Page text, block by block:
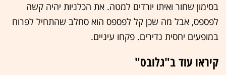
בסימון שחור ואיתו יורדים למטה. את הכלניות יהיה קשה
לפספס, אבל מה שכן קל לפספס הוא סחלב שהתחיל לפרוח
במופעים יחסית נדירים. פקחו עיניים.
קיראו עוד ב"גלובס"